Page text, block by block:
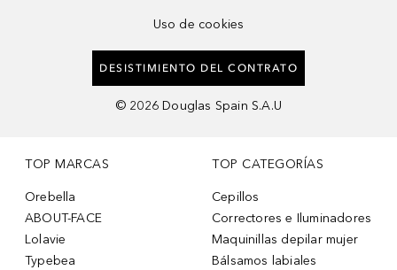
Uso de cookies
DESISTIMIENTO DEL CONTRATO
© 2026 Douglas Spain S.A.U
TOP MARCAS
Orebella
ABOUT-FACE
Lolavie
Typebea
TOP CATEGORÍAS
Cepillos
Correctores e Iluminadores
Maquinillas depilar mujer
Bálsamos labiales